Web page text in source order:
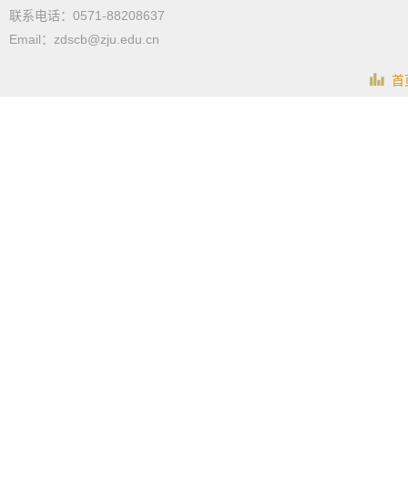
联系电话：0571-88208637
Email：zdscb@zju.edu.cn
首